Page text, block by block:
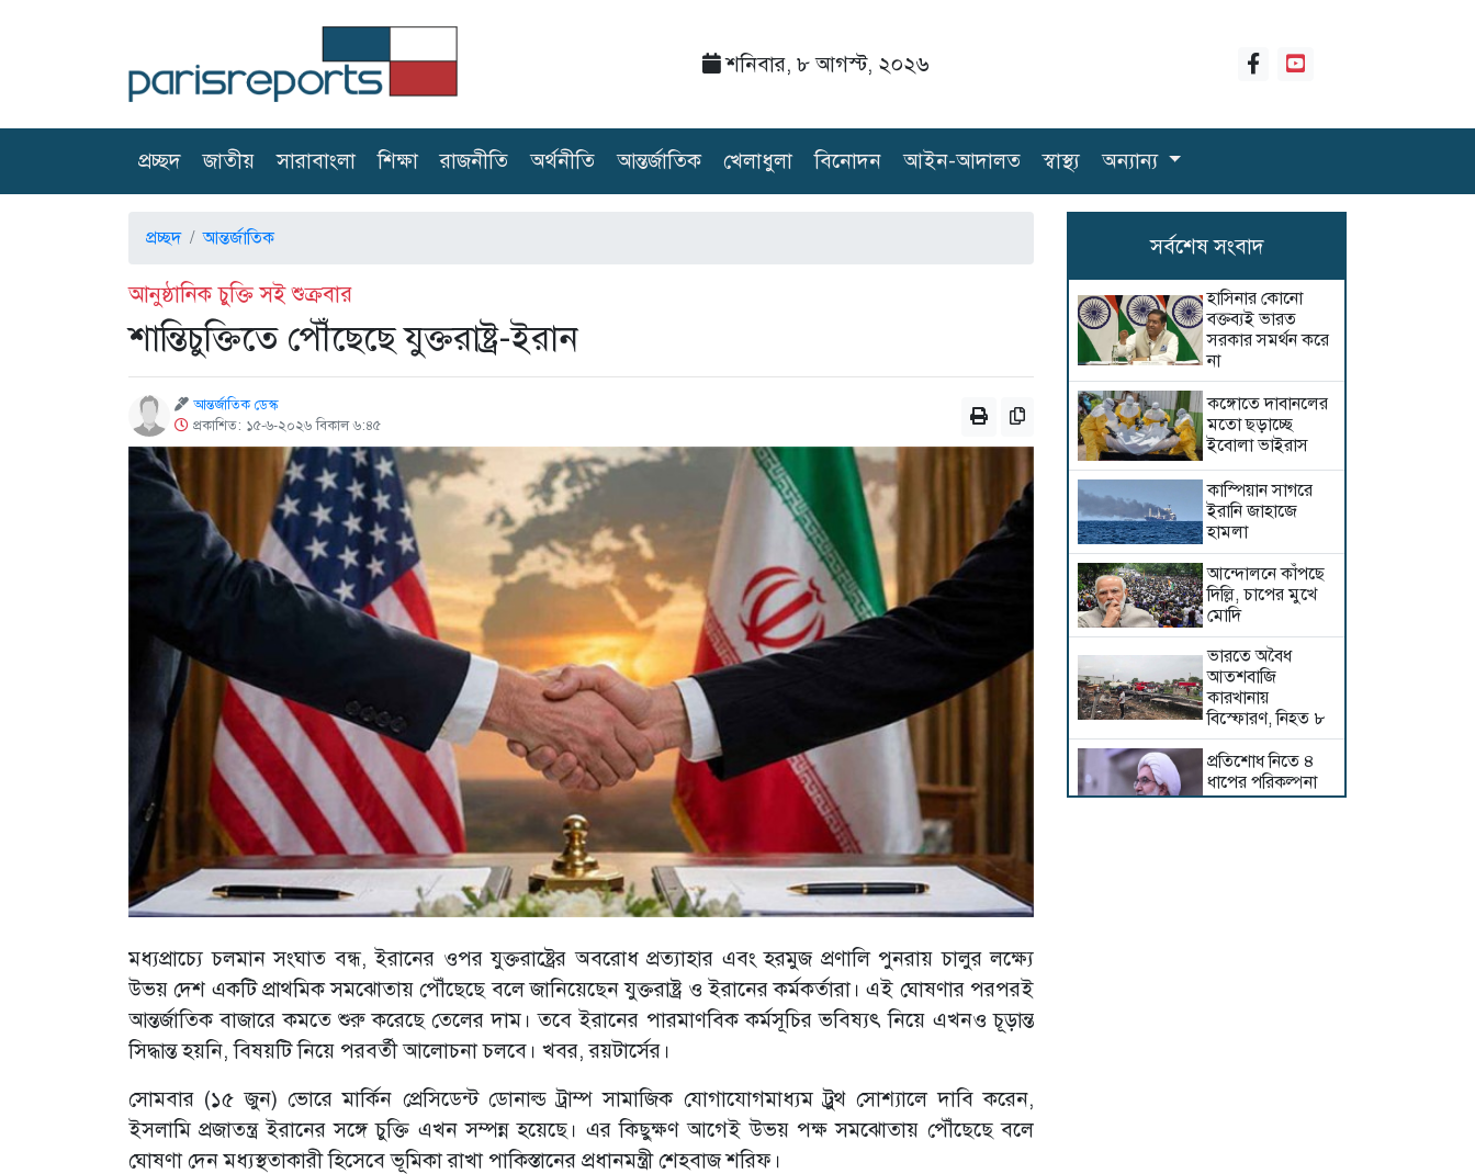
শনিবার, ৮ আগস্ট, ২০২৬
প্রচ্ছদ(current)
জাতীয় সারাবাংলা শিক্ষা রাজনীতি অর্থনীতি আন্তর্জাতিক খেলাধুলা বিনোদন আইন-আদালত স্বাস্থ্য অন্যান্য
প্রচ্ছদ আন্তর্জাতিক
আনুষ্ঠানিক চুক্তি সই শুক্রবার
শান্তিচুক্তিতে পৌঁছেছে যুক্তরাষ্ট্র-ইরান
আন্তর্জাতিক ডেস্ক
প্রকাশিত: ১৫-৬-২০২৬ বিকাল ৬:৪৫
মধ্যপ্রাচ্যে চলমান সংঘাত বন্ধ, ইরানের ওপর যুক্তরাষ্ট্রের অবরোধ প্রত্যাহার এবং হরমুজ প্রণালি পুনরায় চালুর লক্ষ্যে
উভয় দেশ একটি প্রাথমিক সমঝোতায় পৌঁছেছে বলে জানিয়েছেন যুক্তরাষ্ট্র ও ইরানের কর্মকর্তারা। এই ঘোষণার পরপরই
আন্তর্জাতিক বাজারে কমতে শুরু করেছে তেলের দাম। তবে ইরানের পারমাণবিক কর্মসূচির ভবিষ্যৎ নিয়ে এখনও চূড়ান্ত
সিদ্ধান্ত হয়নি, বিষয়টি নিয়ে পরবর্তী আলোচনা চলবে। খবর, রয়টার্সের।
সোমবার (১৫ জুন) ভোরে মার্কিন প্রেসিডেন্ট ডোনাল্ড ট্রাম্প সামাজিক যোগাযোগমাধ্যম ট্রুথ সোশ্যালে দাবি করেন,
ইসলামি প্রজাতন্ত্র ইরানের সঙ্গে চুক্তি এখন সম্পন্ন হয়েছে। এর কিছুক্ষণ আগেই উভয় পক্ষ সমঝোতায় পৌঁছেছে বলে
ঘোষণা দেন মধ্যস্থতাকারী হিসেবে ভূমিকা রাখা পাকিস্তানের প্রধানমন্ত্রী শেহবাজ শরিফ।
সর্বশেষ সংবাদ
হাসিনার কোনো
বক্তব্যই ভারত
সরকার সমর্থন করে
না
কঙ্গোতে দাবানলের
মতো ছড়াচ্ছে
ইবোলা ভাইরাস
কাস্পিয়ান সাগরে
ইরানি জাহাজে
হামলা
আন্দোলনে কাঁপছে
দিল্লি, চাপের মুখে
মোদি
ভারতে অবৈধ
আতশবাজি
কারখানায়
বিস্ফোরণ, নিহত ৮
প্রতিশোধ নিতে ৪
ধাপের পরিকল্পনা
তেহরানের